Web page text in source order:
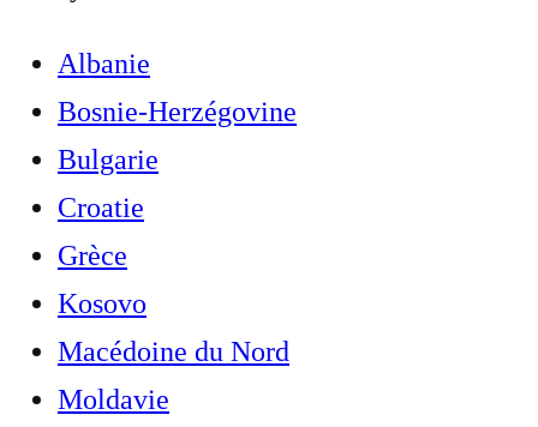
Albanie
Bosnie-Herzégovine
Bulgarie
Croatie
Grèce
Kosovo
Macédoine du Nord
Moldavie